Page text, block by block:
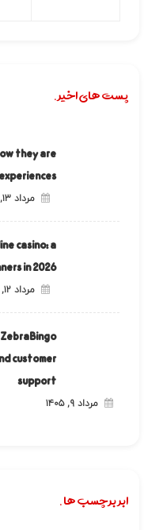
پست های اخیر.
they are
مرداد ۱۳, ۱۴۰۵
casino: a
in 2026
مرداد ۱۲, ۱۴۰۵
customer
support
مرداد ۹, ۱۴۰۵
ابر برچسب ها.